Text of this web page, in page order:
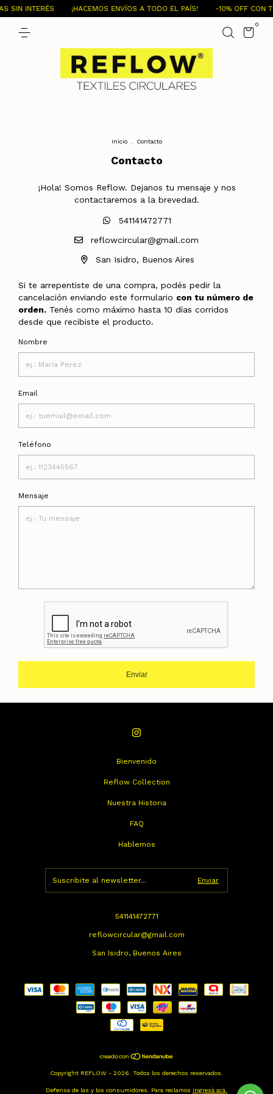
SIN INTERÉS ¡HACEMOS ENVÍOS A TODO EL PAÍS! -10% OFF CON
0
Inicio Contacto
Contacto
¡Hola! Somos Reflow. Dejanos tu mensaje y nos
contactaremos a la brevedad.
541141472771
reflowcircular@gmail.com
San Isidro, Buenos Aires
Si te arrepentiste de una compra, podés pedir la
cancelación enviando este formulario con tu número de
orden. Tenés como máximo hasta 10 días corridos
desde que recibiste el producto.
Nombre
Email
Teléfono
Mensaje
Enviar
Bienvenido
Reflow Collection
Nuestra Historia
FAQ
Hablemos
541141472771
reflowcircular@gmail.com
San Isidro, Buenos Aires
Copyright REFLOW - 2026. Todos los derechos reservados.
Defensa de las y los consumidores. Para reclamos ingresá acá.